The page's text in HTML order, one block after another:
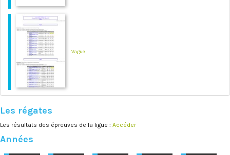
Vague
Les régates
Les résultats des épreuves de la ligue : Accéder
Années